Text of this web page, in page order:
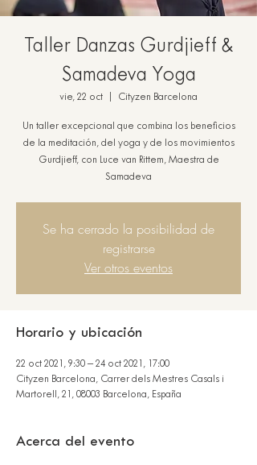
Taller Danzas Gurdjieff &
Samadeva Yoga
vie, 22 oct Cityzen Barcelona
Un taller excepcional que combina los beneficios
de la meditación, del yoga y de los movimientos
Gurdjieff, con Luce van Rittem, Maestra de
Samadeva
Se ha cerrado la posibilidad de
registrarse
Ver otros eventos
Horario y ubicación
22 oct 2021, 9:30 – 24 oct 2021, 17:00
Cityzen Barcelona, Carrer dels Mestres Casals i
Martorell, 21, 08003 Barcelona, España
Acerca del evento